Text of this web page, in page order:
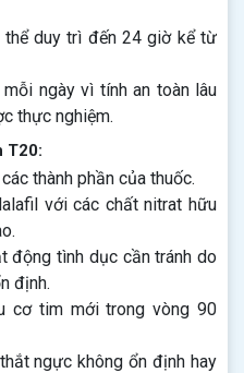
thể duy trì đến 24 giờ kể từ
ngày vì tính an toàn lâu
thực nghiệm.
T20:
thành phần của thuốc.
với các chất nitrat hữu
động tình dục cần tránh do
định.
cơ tim mới trong vòng 90
ngực không ổn định hay